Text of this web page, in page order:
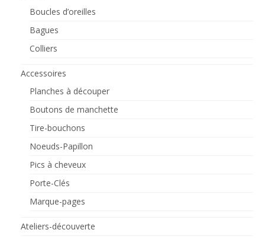
Boucles d’oreilles
Bagues
Colliers
Accessoires
Planches à découper
Boutons de manchette
Tire-bouchons
Noeuds-Papillon
Pics à cheveux
Porte-Clés
Marque-pages
Ateliers-découverte